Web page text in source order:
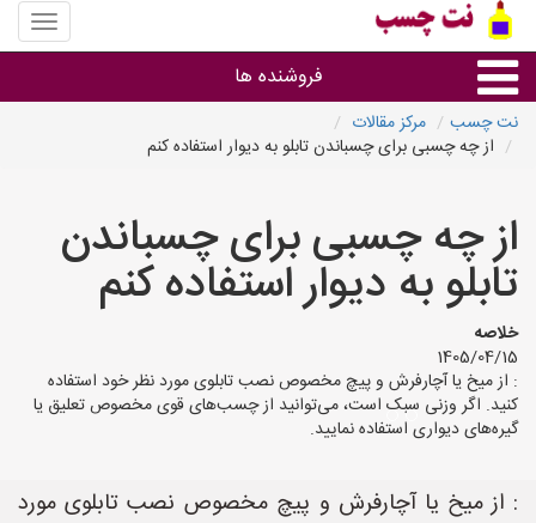
منوی
سایت
چسب
فروشنده ها
گروه ها
استان ها
نت چسب
مرکز مقالات
از چه چسبی برای چسباندن تابلو به دیوار استفاده کنم
از چه چسبی برای چسباندن
تابلو به دیوار استفاده کنم
خلاصه
1405/04/15
: از میخ یا آچارفرش و پیچ مخصوص نصب تابلوی مورد نظر خود استفاده
کنید. اگر وزنی سبک است، می‌توانید از چسب‌های قوی مخصوص تعلیق یا
گیره‌های دیواری استفاده نمایید.
: از میخ یا آچارفرش و پیچ مخصوص نصب تابلوی مورد